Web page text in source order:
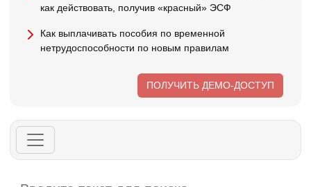
как действовать, получив «красный» ЭСФ
Как выплачивать пособия по временной
нетрудоспособности по новым правилам
ПОЛУЧИТЬ ДЕМО-ДОСТУП